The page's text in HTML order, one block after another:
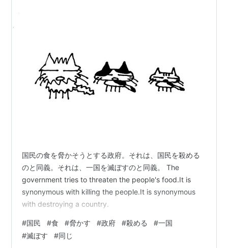
国民の食を脅かそうとする政府。それは、国民を殺める
のと同義。それは、一国を滅ぼすのと同義。 The
government tries to threaten the people's food.It is
synonymous with killing the people.It is synonymous
with destroying a country.
#国民 #食 #脅かす #政府 #殺める #一国
#滅ぼす #同じ